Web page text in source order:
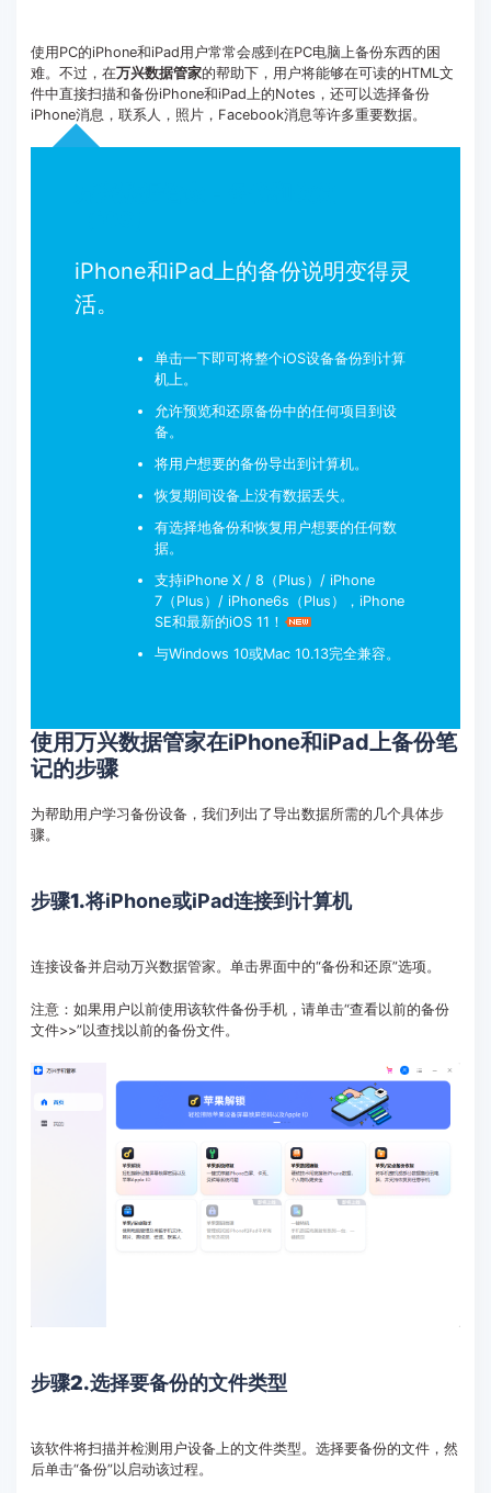
使用PC的iPhone和iPad用户常常会感到在PC电脑上备份东西的困
难。不过，在万兴数据管家的帮助下，用户将能够在可读的HTML文
件中直接扫描和备份iPhone和iPad上的Notes，还可以选择备份
iPhone消息，联系人，照片，Facebook消息等许多重要数据。
iPhone和iPad上的备份说明变得灵
活。
单击一下即可将整个iOS设备备份到计算
机上。
允许预览和还原备份中的任何项目到设
备。
将用户想要的备份导出到计算机。
恢复期间设备上没有数据丢失。
有选择地备份和恢复用户想要的任何数
据。
支持iPhone X / 8（Plus）/ iPhone
7（Plus）/ iPhone6s（Plus），iPhone
SE和最新的iOS 11！
与Windows 10或Mac 10.13完全兼容。
使用万兴数据管家在iPhone和iPad上备份笔
记的步骤
为帮助用户学习备份设备，我们列出了导出数据所需的几个具体步
骤。
步骤1.将iPhone或iPad连接到计算机
连接设备并启动万兴数据管家。单击界面中的“备份和还原”选项。
注意：如果用户以前使用该软件备份手机，请单击“查看以前的备份
文件>>”以查找以前的备份文件。
步骤2.选择要备份的文件类型
该软件将扫描并检测用户设备上的文件类型。选择要备份的文件，然
后单击“备份”以启动该过程。